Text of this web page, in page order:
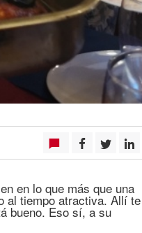
en lo que más que una
al tiempo atractiva. Allí te
bueno. Eso sí, a su